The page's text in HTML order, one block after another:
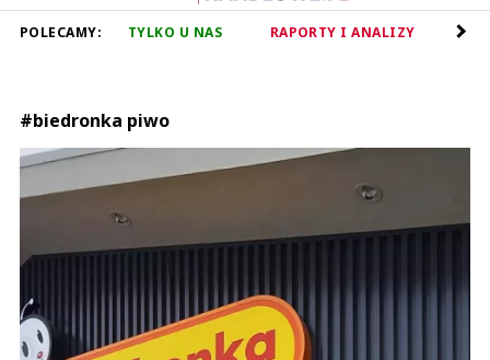
POLECAMY: TYLKO U NAS RAPORTY I ANALIZY
#biedronka piwo